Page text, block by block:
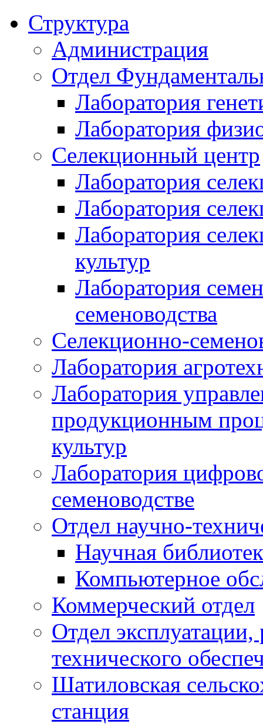
Структура
Администрация
Отдел
Лаборатория
Лаборатория
Селекционный центр
Лаборатория
Лаборатория
Лаборатория
культур
Лаборатория
семеноводства
Селекционно-
Лаборатория
Лаборатория
продукционным
культур
Лаборатория
семеноводстве
Отдел научно-
Научная
Компьютерное
Коммерческий отдел
Отдел
технического
Шатиловская
станция